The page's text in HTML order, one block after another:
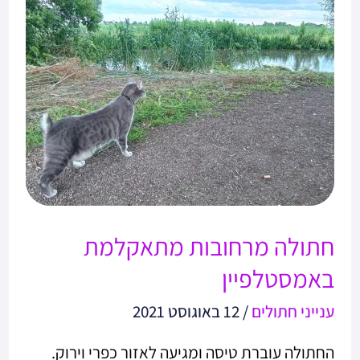
חתולה מרחובות מתאקלמת
באמסטלפיין
ענייני חתולים/12 באוגוסט 2021
החתולה עוברת טיסה ומגיעה לאזור כפרי וירוק.
מרחובות
מתאקלמת
באמסטלפיין